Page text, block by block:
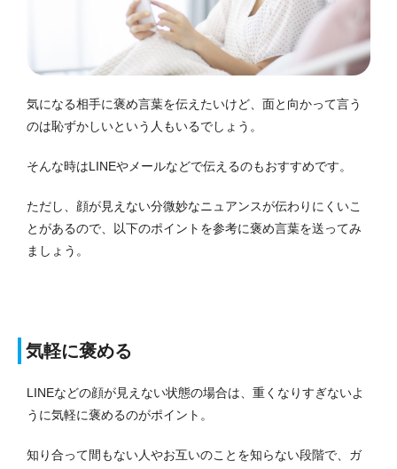
気になる相手に褒め言葉を伝えたいけど、面と向かって言う
のは恥ずかしいという人もいるでしょう。
そんな時はLINEやメールなどで伝えるのもおすすめです。
ただし、顔が見えない分微妙なニュアンスが伝わりにくいこ
とがあるので、以下のポイントを参考に褒め言葉を送ってみ
ましょう。
気軽に褒める
LINEなどの顔が見えない状態の場合は、重くなりすぎないよ
うに気軽に褒めるのがポイント。
知り合って間もない人やお互いのことを知らない段階で、ガ